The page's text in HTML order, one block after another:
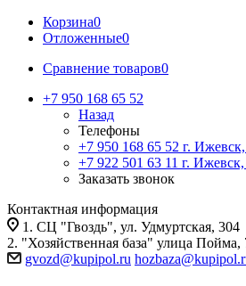
Корзина0
Отложенные0
Сравнение товаров0
+7 950 168 65 52
Назад
Телефоны
+7 950 168 65 52 г.
+7 922 501 63 11 г.
Заказать звонок
Контактная информация
1. СЦ "Гвоздь", ул. Удмуртская, 304
2. "Хозяйственная база" улица Пойма,
gvozd@kupipol.ru